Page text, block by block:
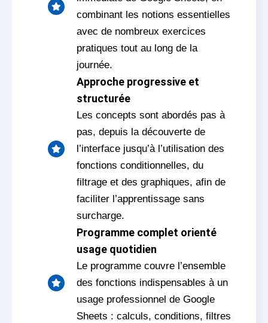
combinant les notions essentielles
avec de nombreux exercices
pratiques tout au long de la
journée.
Approche progressive et
structurée
Les concepts sont abordés pas à
pas, depuis la découverte de
l’interface jusqu’à l’utilisation des
fonctions conditionnelles, du
filtrage et des graphiques, afin de
faciliter l’apprentissage sans
surcharge.
Programme complet orienté
usage quotidien
Le programme couvre l’ensemble
des fonctions indispensables à un
usage professionnel de Google
Sheets : calculs, conditions, filtres